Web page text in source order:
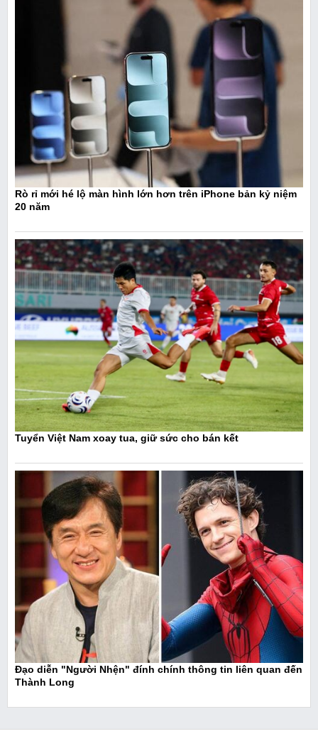
Rò rỉ mới hé lộ màn hình lớn hơn trên iPhone bản kỷ niệm
20 năm
Tuyển Việt Nam xoay tua, giữ sức cho bán kết
Đạo diễn "Người Nhện" đính chính thông tin liên quan đến
Thành Long